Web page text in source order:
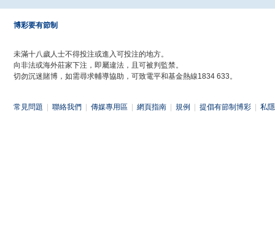
博彩要有節制
未滿十八歲人士不得投注或進入可投注的地方。
向非法或海外莊家下注，即屬違法，且可被判監禁。
切勿沉迷賭博，如需尋求輔導協助，可致電平和基金熱線1834 633。
常見問題 聯絡我們 傳媒專用區 網頁指南 規例 提倡有節制博彩 私